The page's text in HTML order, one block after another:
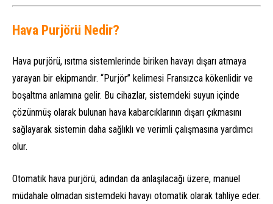
Hava Purjörü Nedir?
Hava purjörü, ısıtma sistemlerinde biriken havayı dışarı atmaya
yarayan bir ekipmandır. “Purjör” kelimesi Fransızca kökenlidir ve
boşaltma anlamına gelir. Bu cihazlar, sistemdeki suyun içinde
çözünmüş olarak bulunan hava kabarcıklarının dışarı çıkmasını
sağlayarak sistemin daha sağlıklı ve verimli çalışmasına yardımcı
olur.
Otomatik hava purjörü, adından da anlaşılacağı üzere, manuel
müdahale olmadan sistemdeki havayı otomatik olarak tahliye eder.